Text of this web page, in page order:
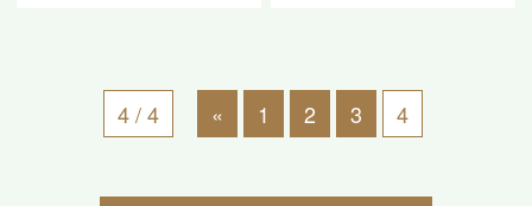
4 / 4 « 1 2 3 4